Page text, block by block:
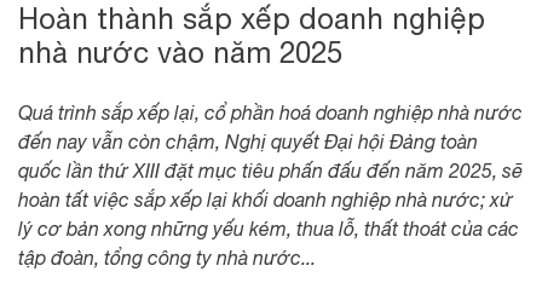
Hoàn thành sắp xếp doanh nghiệp
nhà nước vào năm 2025
Quá trình sắp xếp lại, cổ phần hoá doanh nghiệp nhà nước
đến nay vẫn còn chậm, Nghị quyết Đại hội Đảng toàn
quốc lần thứ XIII đặt mục tiêu phấn đấu đến năm 2025, sẽ
hoàn tất việc sắp xếp lại khối doanh nghiệp nhà nước; xử
lý cơ bản xong những yếu kém, thua lỗ, thất thoát của các
tập đoàn, tổng công ty nhà nước...